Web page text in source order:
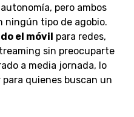
pero ambos
ningún tipo de agobio.
el móvil para redes,
sin preocuparte
a media jornada, lo
quienes buscan un